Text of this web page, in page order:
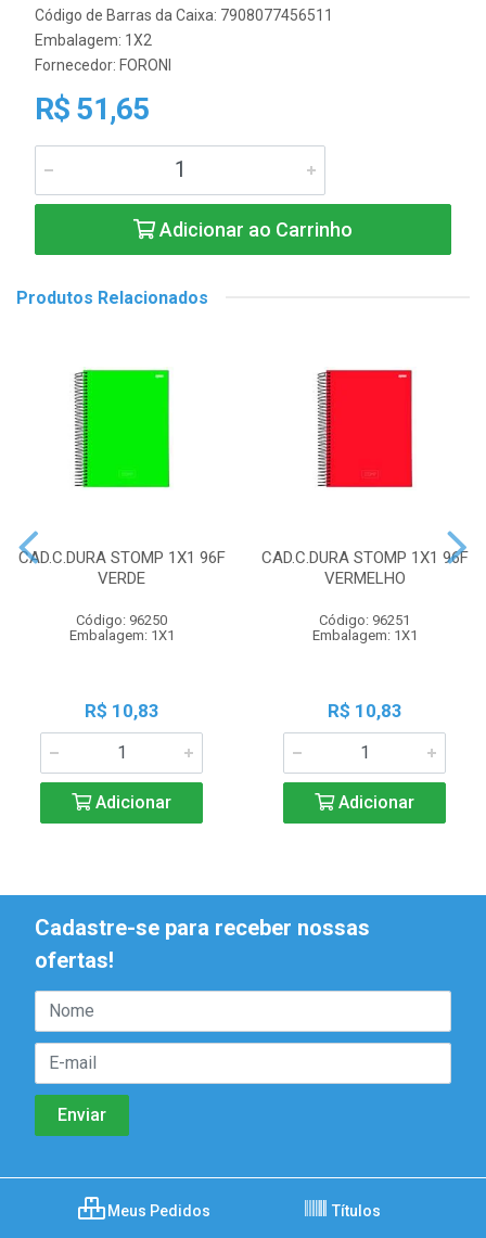
Código de Barras da Caixa: 7908077456511
Embalagem: 1X2
Fornecedor: FORONI
R$ 51,65
Adicionar ao Carrinho
Produtos Relacionados
CAD.C.DURA STOMP 1X1 96F
VERDE
Código: 96250
Embalagem: 1X1
R$ 10,83
Adicionar
CAD.C.DURA STOMP 1X1 96F
VERMELHO
Código: 96251
Embalagem: 1X1
R$ 10,83
Adicionar
Cadastre-se para receber nossas
ofertas!
Meus Pedidos Títulos